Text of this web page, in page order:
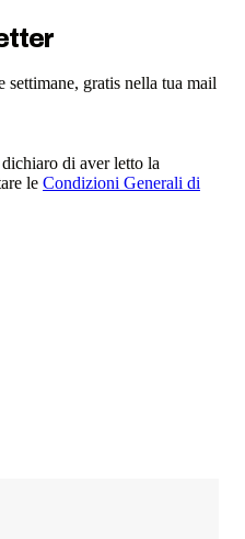
gratis nella tua mail
di aver letto la
le Condizioni Generali di